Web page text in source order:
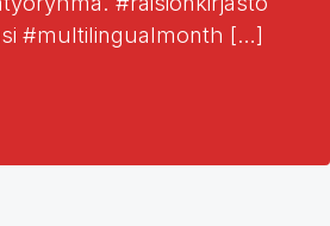
#multilingualmonth […]